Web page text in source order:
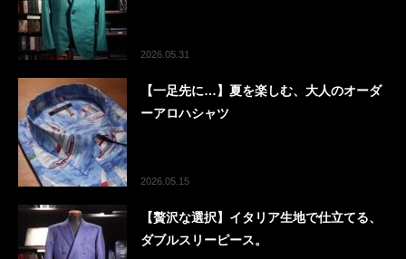
2026.05.31
【一足先に…】夏を楽しむ、大人のオーダ
ーアロハシャツ
2026.05.15
【贅沢な選択】イタリア生地で仕立てる、
ダブルスリーピース。